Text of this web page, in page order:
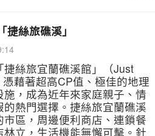
絲旅礁溪」
絲旅宜蘭礁溪館」（Just
藉著超高CP值、極佳的地理
，成為近年來家庭親子、情
熱門選擇。捷絲旅宜蘭礁溪
區，周邊便利商店、連鎖餐
立，生活機能無懈可擊。針